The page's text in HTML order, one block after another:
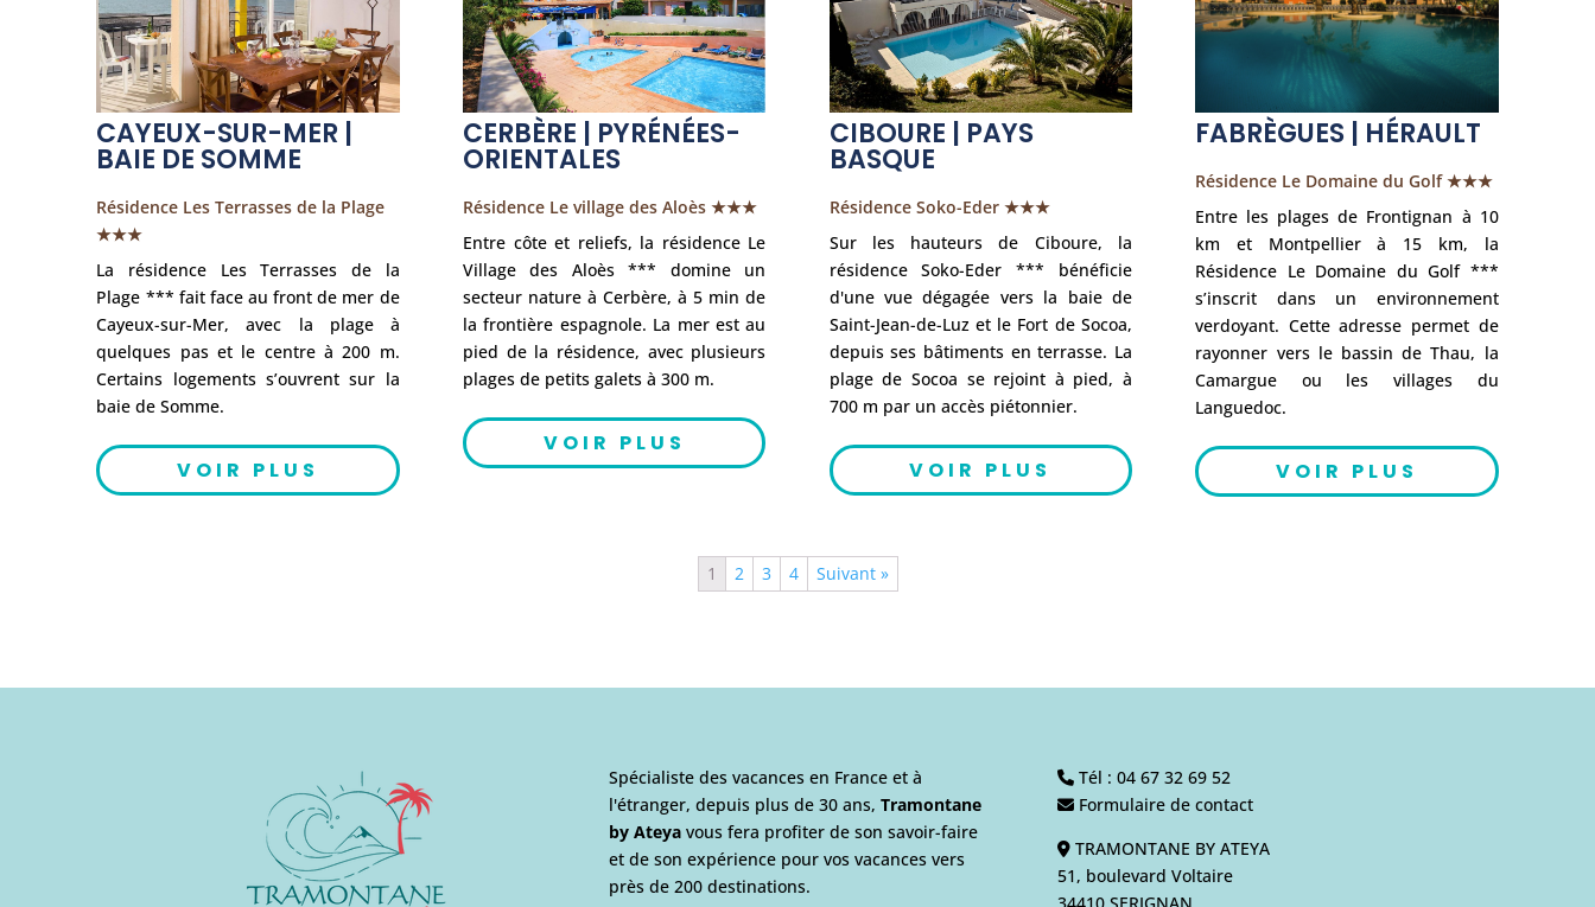
CAYEUX-SUR-MER |
BAIE DE SOMME
Résidence Les Terrasses de la Plage
★★★
La résidence Les Terrasses de la
Plage *** fait face au front de mer de
Cayeux-sur-Mer, avec la plage à
quelques pas et le centre à 200 m.
Certains logements s’ouvrent sur la
baie de Somme.
VOIR PLUS
CERBÈRE | PYRÉNÉES-
ORIENTALES
Résidence Le village des Aloès ★★★
Entre côte et reliefs, la résidence Le
Village des Aloès *** domine un
secteur nature à Cerbère, à 5 min de
la frontière espagnole. La mer est au
pied de la résidence, avec plusieurs
plages de petits galets à 300 m.
VOIR PLUS
CIBOURE | PAYS
BASQUE
Résidence Soko-Eder ★★★
Sur les hauteurs de Ciboure, la
résidence Soko-Eder *** bénéficie
d'une vue dégagée vers la baie de
Saint-Jean-de-Luz et le Fort de Socoa,
depuis ses bâtiments en terrasse. La
plage de Socoa se rejoint à pied, à
700 m par un accès piétonnier.
VOIR PLUS
FABRÈGUES | HÉRAULT
Résidence Le Domaine du Golf ★★★
Entre les plages de Frontignan à 10
km et Montpellier à 15 km, la
Résidence Le Domaine du Golf ***
s’inscrit dans un environnement
verdoyant. Cette adresse permet de
rayonner vers le bassin de Thau, la
Camargue ou les villages du
Languedoc.
VOIR PLUS
1 2 3 4 Suivant »
Spécialiste des vacances en France et à
l'étranger, depuis plus de 30 ans, Tramontane
by Ateya vous fera profiter de son savoir-faire
et de son expérience pour vos vacances vers
près de 200 destinations.
Tél : 04 67 32 69 52
Formulaire de contact
TRAMONTANE BY ATEYA
51, boulevard Voltaire